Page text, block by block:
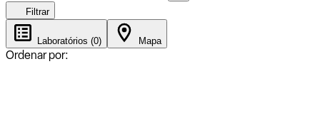
Filtrar
Laboratórios (0) Mapa
Ordenar por: